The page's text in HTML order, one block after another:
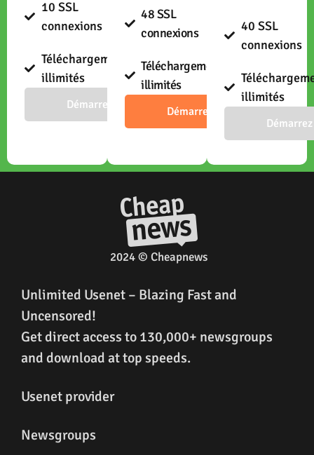
10 SSL
connexions
Téléchargements
illimités
Démarrez
48 SSL
connexions
Téléchargements
illimités
Démarrez
40 SSL
connexions
illimités
Démarrez
2024 © Cheapnews
Unlimited Usenet – Blazing Fast and
Uncensored!
Get direct access to 130,000+ newsgroups
and download at top speeds.
Usenet provider
Newsgroups